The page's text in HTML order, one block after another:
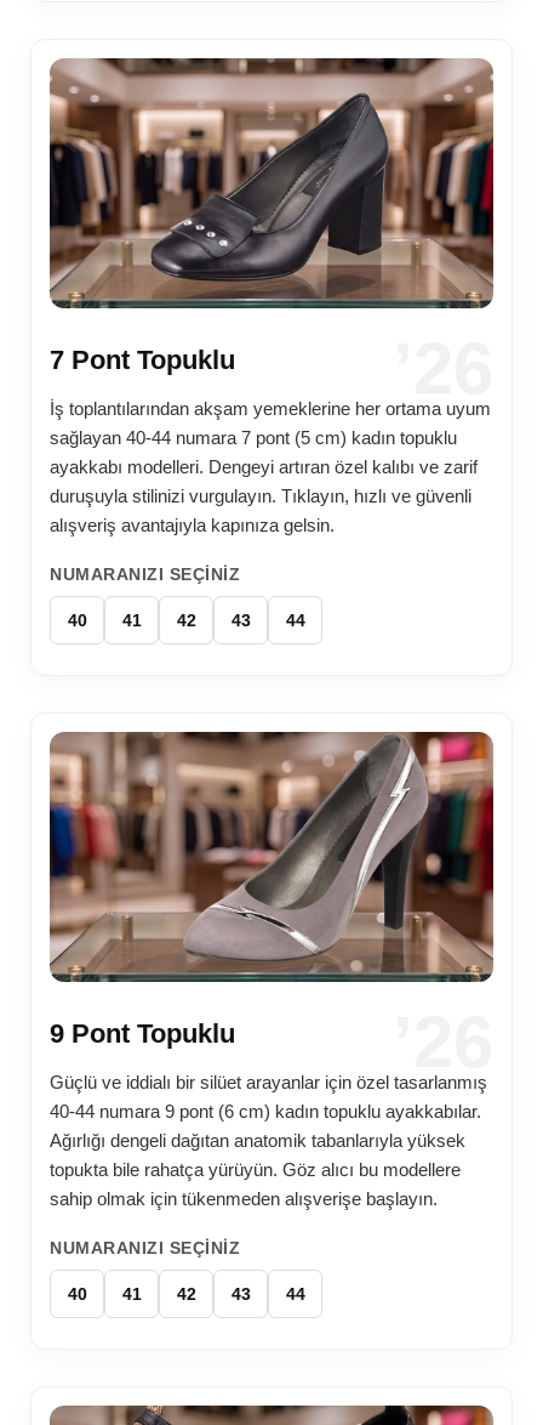
7 Pont Topuklu
İş toplantılarından akşam yemeklerine her ortama uyum
sağlayan 40-44 numara 7 pont (5 cm) kadın topuklu
ayakkabı modelleri. Dengeyi artıran özel kalıbı ve zarif
duruşuyla stilinizi vurgulayın. Tıklayın, hızlı ve güvenli
alışveriş avantajıyla kapınıza gelsin.
NUMARANIZI SEÇINIZ
40 41 42 43 44
9 Pont Topuklu
Güçlü ve iddialı bir silüet arayanlar için özel tasarlanmış
40-44 numara 9 pont (6 cm) kadın topuklu ayakkabılar.
Ağırlığı dengeli dağıtan anatomik tabanlarıyla yüksek
topukta bile rahatça yürüyün. Göz alıcı bu modellere
sahip olmak için tükenmeden alışverişe başlayın.
NUMARANIZI SEÇINIZ
40 41 42 43 44